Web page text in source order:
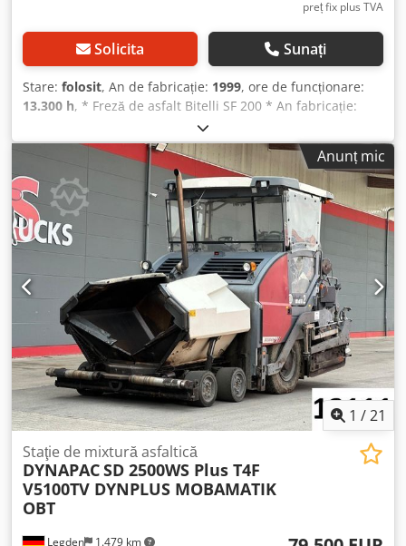
preț fix plus TVA
Solicita Sunați
Stare: folosit, An de fabricație: 1999, ore de funcționare:
13.300 h, * Freză de asfalt Bitelli SF 200 * An fabricație:
1999 * Ore de funcționare: 13.000 h * Motor MB * Lățimea
de frezare: 2 m * Bandă pliabilă, acționată hidraulic *
Greutate: 29.000 kg * Mai multe imagini și clipuri video
disponibile prin Whatsapp Dodpszm Epbefx Akwock *
Informațiile sunt furnizate fără garanție și sunt supuse
modificărilor.
Anunț mic
1 /21
Legden 1.479 km
Staţie de mixtură asfaltică
DYNAPACSD 2500WS Plus T4F
V5100TV DYNPLUS MOBAMATIK
OBT